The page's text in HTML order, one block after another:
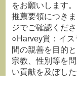
をお願いします。
推薦要領につき
ジでご確認くださ
○Harvey賞：イ
間の親善を目的
宗教、性別等を
い貢献を及ぼし